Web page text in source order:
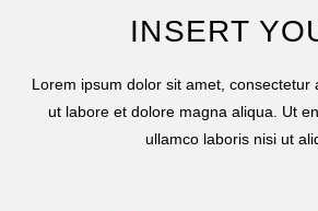
INSERT
Lorem ipsum dolor sit amet,
ut labore et dolore magna aliqua. Ut
ullamco laboris nisi ut